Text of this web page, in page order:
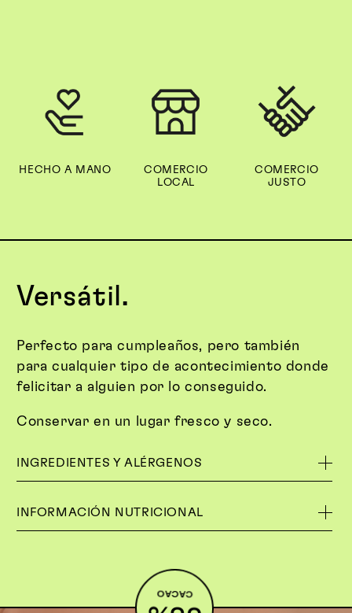
HECHO A MANO
COMERCIO
LOCAL
COMERCIO
JUSTO
Versátil.
Perfecto para cumpleaños, pero también
para cualquier tipo de acontecimiento donde
felicitar a alguien por lo conseguido.
Conservar en un lugar fresco y seco.
INGREDIENTES Y ALÉRGENOS
INFORMACIÓN NUTRICIONAL
CACAO